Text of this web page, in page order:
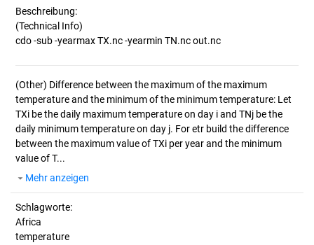
Beschreibung:
(Technical Info)
(Other) Difference between the maximum of the maximum
temperature and the minimum of the minimum temperature: Let
TXi be the daily maximum temperature on day i and TNj be the
daily minimum temperature on day j. For etr build the difference
between the maximum value of TXi per year and the minimum
value of T...
Mehr anzeigen
Schlagworte:
Africa
temperature